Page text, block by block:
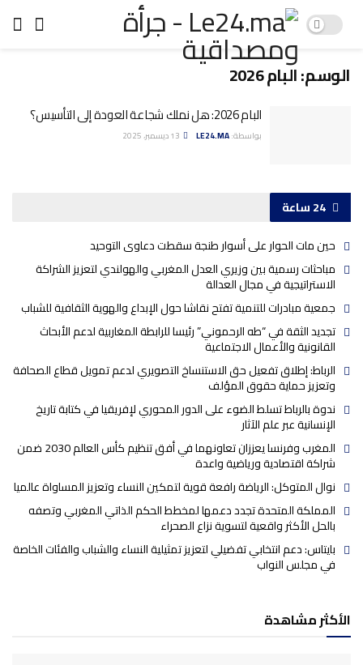
الوسم:البام 2026
البام 2026: هل نملك شجاعة العودة إلى التأسيس؟
بواسطة:LE24.MA
24 ساعة
حين مات الحوار على أسوار طنجة سقطت دعاوى التوحيد
مباحثات رسمية بين وزيري العدل المغربي والهولندي لتعزيز الشراكة
الاستراتيجية في مجال العدالة
جمعية مبادرات للتنمية تفتح نقاشا حول الإبداع والهوية الثقافية للشباب
تجديد الثقة في “طه الرحموني” رئيسا للرابطة المغاربية لدعم الأبحاث
القانونية والأعمال الاجتماعية
الرباط: إطلاق تفعيل حق الاستنساخ التصويري لدعم تمويل قطاع الصحافة
وتعزيز حماية حقوق المؤلف
ندوة بالرباط تسلط الضوء على الدور المحوري لإفريقيا في كتابة تاريخ
الإنسانية عبر علم الآثار
المغرب وفرنسا يعززان تعاونهما في أفق تنظيم كأس العالم 2030 ضمن
شراكة اقتصادية ورياضية واعدة
نوال المتوكل: الرياضة رافعة قوية لتمكين النساء وتعزيز المساواة عالميا
المملكة المتحدة تجدد دعمها لمخطط الحكم الذاتي المغربي وتصفه
بالحل الأكثر واقعية لتسوية نزاع الصحراء
بايتاس: دعم انتخابي تفضيلي لتعزيز تمثيلية النساء والشباب والفئات الخاصة
في مجلس النواب
الأكثر مشاهدة